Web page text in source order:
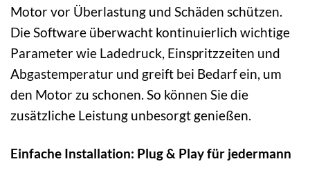
Motor vor Überlastung und Schäden schützen.
Die Software überwacht kontinuierlich wichtige
Parameter wie Ladedruck, Einspritzzeiten und
Abgastemperatur und greift bei Bedarf ein, um
den Motor zu schonen. So können Sie die
zusätzliche Leistung unbesorgt genießen.
Einfache Installation: Plug & Play für jedermann